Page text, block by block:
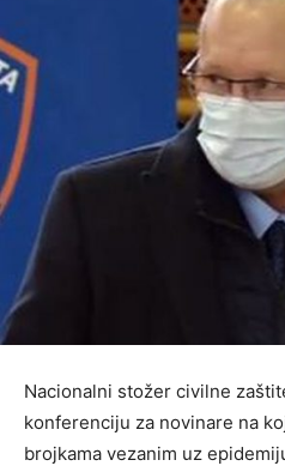
Nacionalni stožer civilne
konferenciju za novinare na
brojkama vezanim uz